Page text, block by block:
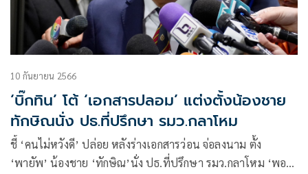
10 กันยายน 2566
‘บิ๊กทิน’ โต้ ‘เอกสารปลอม’ แต่งตั้งน้องชาย
ทักษิณนั่ง ปธ.ที่ปรึกษา รมว.กลาโหม
ชี้ ‘คนไม่หวังดี’ ปล่อย หลังร่างเอกสารว่อน จ่อลงนาม ตั้ง
‘พายัพ’ น้องชาย ‘ทักษิณ’นั่ง ปธ.ที่ปรึกษา รมว.กลาโหม ‘พอ